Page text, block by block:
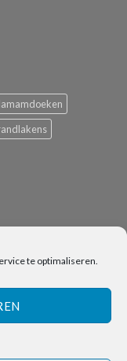
te optimaliseren.
IDeal